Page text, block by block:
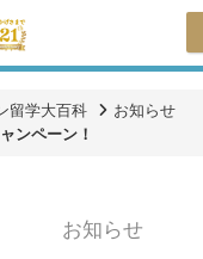
留学大百科
お知らせ
ンペーン！
お知らせ